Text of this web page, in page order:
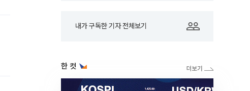
내가 구독한 기자 전체보기
한 컷